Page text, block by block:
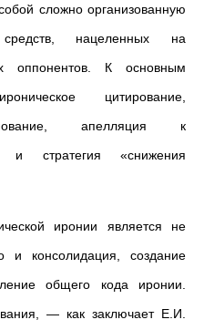
сложно организованную
средств, нацеленных на
оппонентов. К основным
цитирование,
апелляция к
и стратегия «снижения
иронии является не
и консолидация, создание
общего кода иронии.
— как заключает Е.И.